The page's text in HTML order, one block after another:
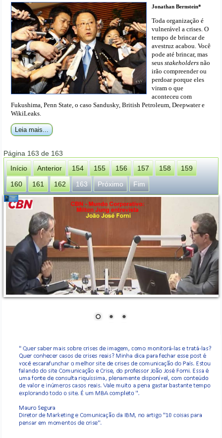
Jonathan Bernstein*
Toda organização é
vulnerável a crises. O
tempo de brincar de
avestruz acabou. Você
pode até brincar, mas
seusstakeholders não
irão compreender ou
perdoar porque eles
viram o que
aconteceu com
Fukushima, Penn State, o caso Sandusky, British Petroleum, Deepwater e
WikiLeaks.
Leia mais...
Página 163 de 163
Início
Anterior 154 155 156 157 158
159
160
161 162 163 Próximo Fim